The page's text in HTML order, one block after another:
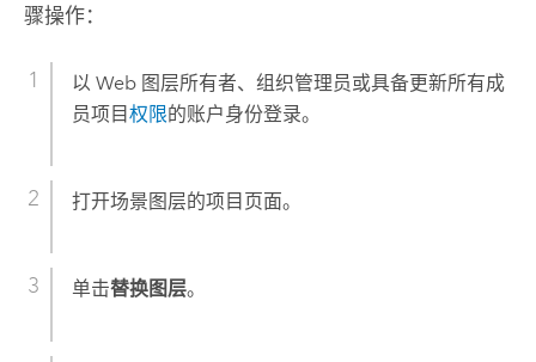
骤操作：
以 Web 图层所有者、组织管理员或具备更新所有成
员项目 权限的账户身份登录。
打开场景图层的项目页面。
单击替换图层。